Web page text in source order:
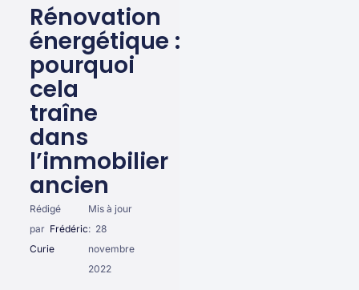
Rénovation
énergétique :
pourquoi
cela
traîne
dans
l’immobilier
ancien
Rédigé
par Frédéric
Curie
Mis à jour
: 28
novembre
2022